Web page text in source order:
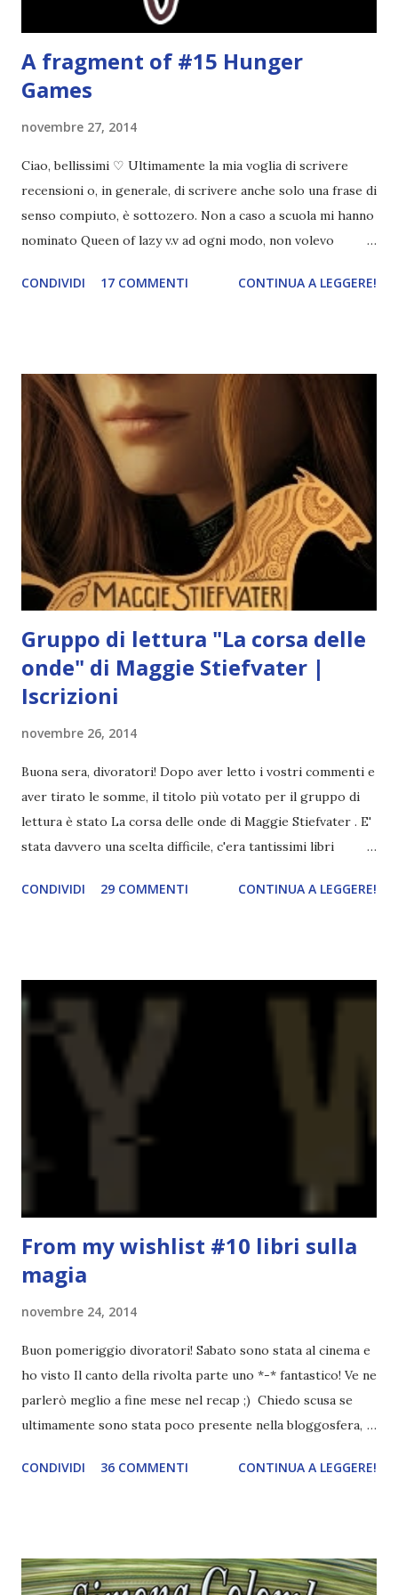
A fragment of #15 Hunger
Games
novembre 27, 2014
Ciao, bellissimi ♡ Ultimamente la mia voglia di scrivere
recensioni o, in generale, di scrivere anche solo una frase di
senso compiuto, è sottozero. Non a caso a scuola mi hanno
nominato Queen of lazy v.v ad ogni modo, non volevo
dunque eccomi qui con un estratto dal libro che sto
ricordo. Ma sono praticamente certo che lei non sapeva
nemmeno che esistessi, prima della mietitura". Un brusio di
solidarietà si leva dal pubblico. Un amore non corrisposto è
una situazione che possono capire. "Ha un altro
compagno?" chiede Ceasar. "Non lo so, ma piace a molti
ragazzi" - risponde Peeta. "Non c'è problema, ti suggerisco
io cosa puoi fare. Vincere e tornare a casa. A quel punto,
non potr...
CONDIVIDI 17 COMMENTI CONTINUA A LEGGERE!
Gruppo di lettura "La corsa delle
onde" di Maggie Stiefvater |
Iscrizioni
novembre 26, 2014
Buona sera, divoratori! Dopo aver letto i vostri commenti e
aver tirato le somme, il titolo più votato per il gruppo di
lettura è stato La corsa delle onde di Maggie Stiefvater . E'
stata davvero una scelta difficile, c'era tantissimi libri
tempo che volevo leggere questo libro *-* Il titolo
cavalli d’acqua, creature affascinanti e crudeli che gli
abitanti catturano per montarli nella Corsa dello Scorpione.
incontreranno la morte. Ma qualcosa cambia quando alla
gara si iscrive Kate Connolly, capelli rossi e tempra di
sfidando usanze secolari che vogliono solo concorrenti
maschi e nessun cavallo ordinario. Certo, non ha m...
CONDIVIDI 29 COMMENTI CONTINUA A LEGGERE!
From my wishlist #10 libri sulla
magia
novembre 24, 2014
Buon pomeriggio divoratori! Sabato sono stata al cinema e
ho visto Il canto della rivolta parte uno *-* fantastico! Ve ne
parlerò meglio a fine mese nel recap ;) Chiedo scusa se
ultimamente sono stata poco presente nella bloggosfera,
che mi sono persa! Adesso vi lascio con la rubrica c: Tema:
cancelli, sotto l'insegna in bianco e nero che dice: "Le
CONDIVIDI 36 COMMENTI CONTINUA A LEGGERE!